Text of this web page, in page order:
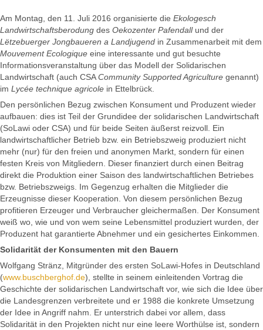
Am Montag, den 11. Juli 2016 organisierte die Ekologesch
Landwirtschaftsberodung des Oekozenter Pafendallund der
Lëtzebuerger Jongbaueren a Landjugend in Zusammenarbeit mit dem
Mouvement Ecologique eine interessante und gut besuchte
Informationsveranstaltung über das Modell der Solidarischen
Landwirtschaft (auch CSACommunity Supported Agriculture genannt)
im Lycée technique agricole in Ettelbrück.
Den persönlichen Bezug zwischen Konsument und Produzent wieder
aufbauen: dies ist Teil der Grundidee der solidarischen Landwirtschaft
(SoLawi oder CSA) und für beide Seiten äußerst reizvoll. Ein
landwirtschaftlicher Betrieb bzw. ein Betriebszweig produziert nicht
mehr (nur) für den freien und anonymen Markt, sondern für einen
festen Kreis von Mitgliedern. Dieser finanziert durch einen Beitrag
direkt die Produktion einer Saison des landwirtschaftlichen Betriebes
bzw. Betriebszweigs. Im Gegenzug erhalten die Mitglieder die
Erzeugnisse dieser Kooperation. Von diesem persönlichen Bezug
profitieren Erzeuger und Verbraucher gleichermaßen. Der Konsument
weiß wo, wie und von wem seine Lebensmittel produziert wurden, der
Produzent hat garantierte Abnehmer und ein gesichertes Einkommen.
Solidarität der Konsumenten mit den Bauern
Wolfgang Stränz, Mitgründer des ersten SoLawi-Hofes in Deutschland
(www.buschberghof.de), stellte in seinem einleitenden Vortrag die
Geschichte der solidarischen Landwirtschaft vor, wie sich die Idee über
die Landesgrenzen verbreitete und er 1988 die konkrete Umsetzung
der Idee in Angriff nahm. Er unterstrich dabei vor allem, dass
Solidarität in den Projekten nicht nur eine leere Worthülse ist, sondern